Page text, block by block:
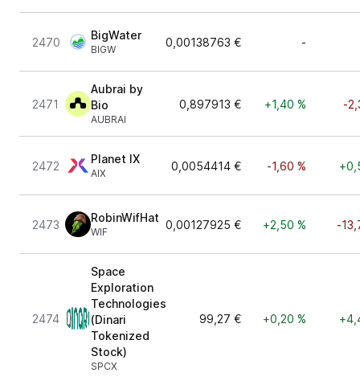
2470
BigWater
BIGW
0,00138763 € -
2471
Aubrai by
Bio
AUBRAI
0,897913 € +1,40 % -
2472
Planet IX
AIX
0,0054414 € -1,60 %
2473
RobinWifHat
WIF
0,00127925 € +2,50 % -
2474
Space
Exploration
Technologies
(Dinari
Tokenized
Stock)
SPCX
99,27 € +0,20 %